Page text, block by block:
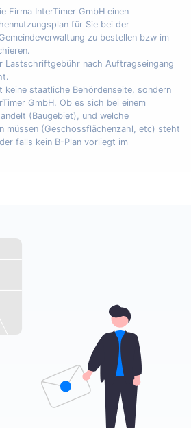
Firma InterTimer GmbH einen
für Sie bei der
zu bestellen bzw im
Lastschriftgebühr nach Auftragseingang
keine staatliche Behördenseite, sondern
GmbH. Ob es sich bei einem
(Baugebiet), und welche
müssen (Geschossflächenzahl, etc) steht
falls kein B-Plan vorliegt im